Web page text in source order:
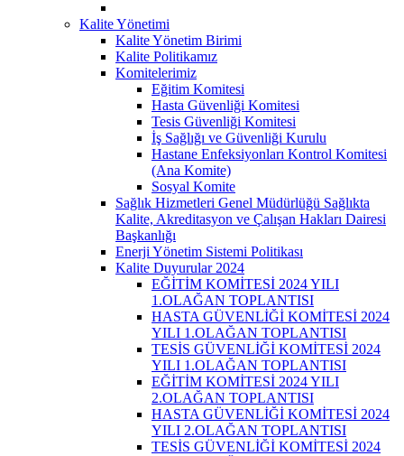
Kalite Yönetimi
Kalite Yönetim Birimi
Kalite Politikamız
Komitelerimiz
Eğitim Komitesi
Hasta Güvenliği Komitesi
Tesis Güvenliği Komitesi
İş Sağlığı ve Güvenliği Kurulu
Hastane Enfeksiyonları Kontrol Komitesi
(Ana Komite)
Sosyal Komite
Sağlık Hizmetleri Genel Müdürlüğü Sağlıkta
Kalite, Akreditasyon ve Çalışan Hakları Dairesi
Başkanlığı
Enerji Yönetim Sistemi Politikası
Kalite Duyurular 2024
EĞİTİM KOMİTESİ 2024 YILI
1.OLAĞAN TOPLANTISI
HASTA GÜVENLİĞİ KOMİTESİ 2024
YILI 1.OLAĞAN TOPLANTISI
TESİS GÜVENLİĞİ KOMİTESİ 2024
YILI 1.OLAĞAN TOPLANTISI
EĞİTİM KOMİTESİ 2024 YILI
2.OLAĞAN TOPLANTISI
HASTA GÜVENLİĞİ KOMİTESİ 2024
YILI 2.OLAĞAN TOPLANTISI
TESİS GÜVENLİĞİ KOMİTESİ 2024